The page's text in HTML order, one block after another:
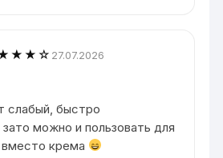
27.07.2026
слабый, быстро
можно и пользовать для
вместо крема